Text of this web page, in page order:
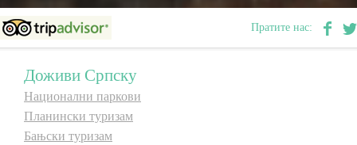
Пратите нас:
Доживи Српску
Национални паркови
Планински туризам
Бањски туризам